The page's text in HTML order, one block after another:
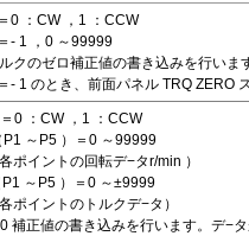
0 ：CW ，1 ：CCW
- 1 ，0 ～99999
ルクのゼロ補正値の書き込みを行いま
- 1 のとき、前面パネル TRQ ZERO
0 ：CW ，1 ：CCW
P1 ～P5 ）＝0 ～99999
各ポイントの回転デ−タr/min ）
P1 ～P5 ）＝0 ～±9999
各ポイントのトルクデ−タ）
補正値の書き込みを行います。デ−